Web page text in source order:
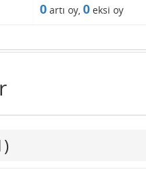
0 artı oy, 0 eksi oy